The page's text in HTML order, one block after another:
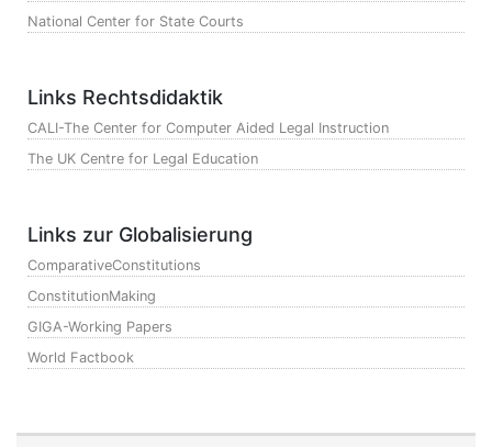
National Center for State Courts
Links Rechtsdidaktik
CALI-The Center for Computer Aided Legal Instruction
The UK Centre for Legal Education
Links zur Globalisierung
ComparativeConstitutions
ConstitutionMaking
GIGA-Working Papers
World Factbook